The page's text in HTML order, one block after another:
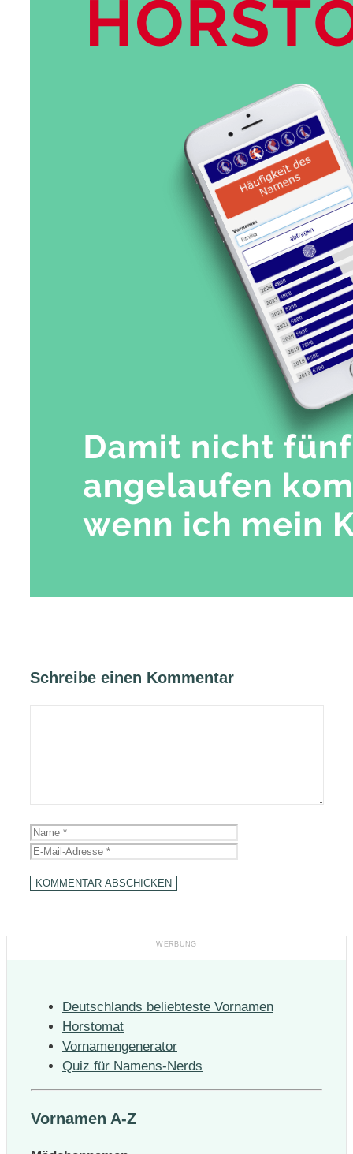
Schreibe einen Kommentar
Name
Deutschlands beliebteste Vornamen
Horstomat
Vornamengenerator
Quiz für Namens-Nerds
Vornamen A-Z